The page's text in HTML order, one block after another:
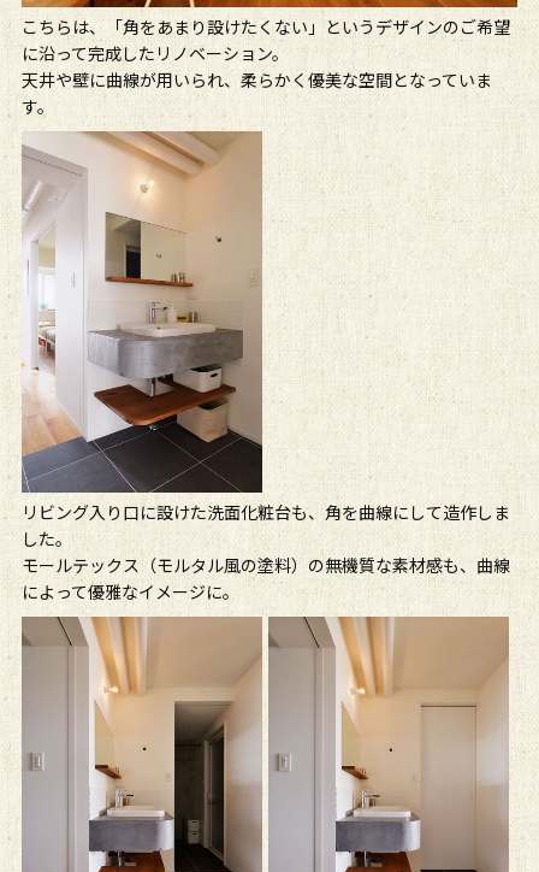
こちらは、「角をあまり設けたくない」というデザインのご希望
に沿って完成したリノベーション。
天井や壁に曲線が用いられ、柔らかく優美な空間となっていま
す。
リビング入り口に設けた洗面化粧台も、角を曲線にして造作しま
した。
モールテックス（モルタル風の塗料）の無機質な素材感も、曲線
によって優雅なイメージに。